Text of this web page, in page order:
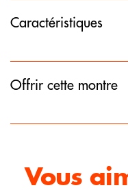
Caractéristiques
Offrir cette montre
Vous